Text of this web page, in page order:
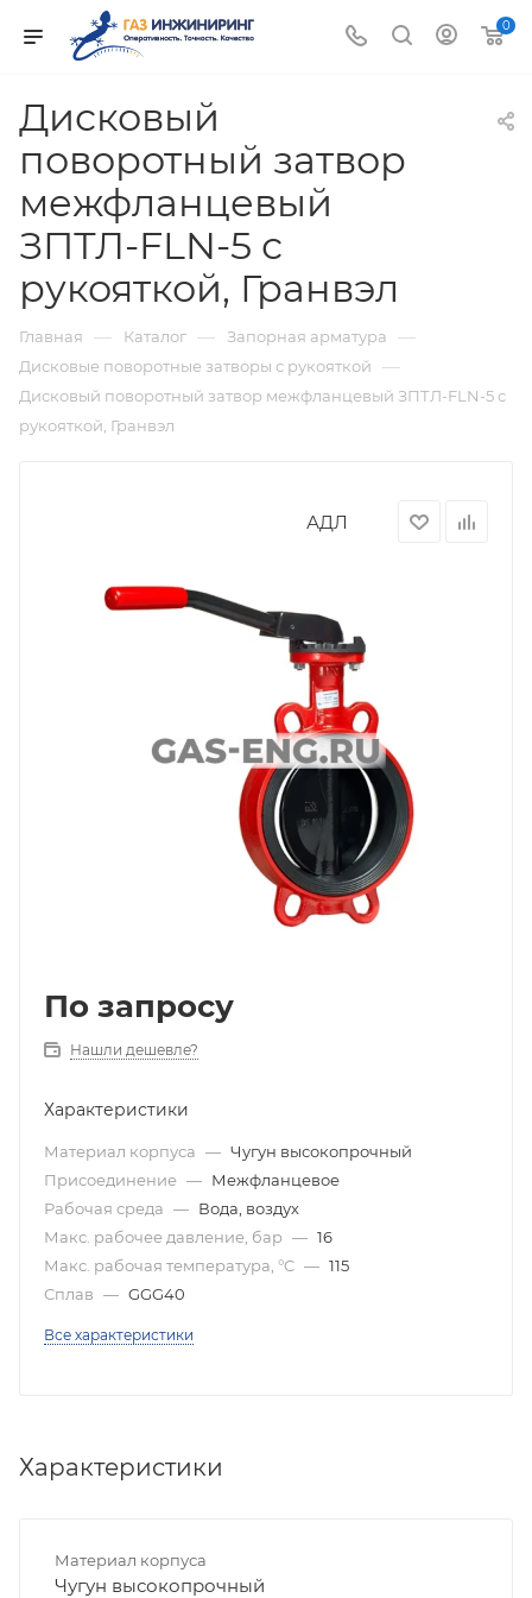
0
Дисковый
поворотный затвор
межфланцевый
ЗПТЛ-FLN-5 с
рукояткой, Гранвэл
Главная — Каталог — Запорная арматура —
Дисковые поворотные затворы с рукояткой —
Дисковый поворотный затвор межфланцевый ЗПТЛ-FLN-5 с
рукояткой, Гранвэл
АДЛ
По запросу
Нашли дешевле?
Характеристики
Материал корпуса — Чугун высокопрочный
Присоединение — Межфланцевое
Рабочая среда — Вода, воздух
Макс. рабочее давление, бар — 16
Макс. рабочая температура, °C — 115
Сплав — GGG40
Все характеристики
Характеристики
Материал корпуса
Чугун высокопрочный